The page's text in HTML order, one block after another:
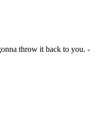
throw it back to you. -